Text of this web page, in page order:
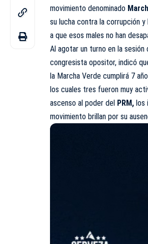
movimiento denominado
su lucha contra la corrupción y
a que esos males no han
Al agotar un turno en la
congresista opositor, indicó
la Marcha Verde cumplirá 7
los cuales tres fueron muy
ascenso al poder del PRM, los
movimiento brillan por su